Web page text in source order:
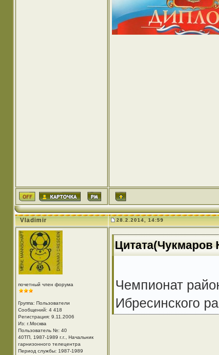
Vladimir 28.2.2014, 14:59
почетный член форума
Группа: Пользователи
Сообщений: 4 418
Регистрация: 9.11.2006
Из: г.Москва
Пользователь №: 40
40ТП, 1987-1989 г.г., Начальник
гарнизонного телецентра
Период службы: 1987-1989
Цитата(Чукмаров
Чемпионат
Ибресинского